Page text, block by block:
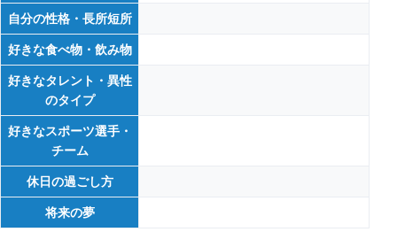
自分の性格・長所短所
好きな食べ物・飲み物
好きなタレント・異性
のタイプ
好きなスポーツ選手・
チーム
休日の過ごし方
将来の夢